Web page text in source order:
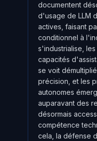
documentent
d'usage de LLM
actives, faisant
conditionnel à
s'industrialise,
capacités
se voit
précision, et les
autonomes
auparavant des
désormais
compétence
cela, la défense